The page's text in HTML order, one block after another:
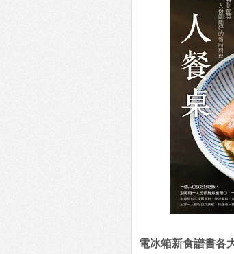
電冰箱新食譜書各